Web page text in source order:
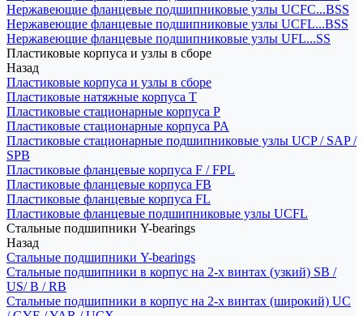
Нержавеющие фланцевые подшипниковые узлы UCFC...BSS
Нержавеющие фланцевые подшипниковые узлы UCFL...BSS
Нержавеющие фланцевые подшипниковые узлы UFL...SS
Пластиковые корпуса и узлы в сборе
Назад
Пластиковые корпуса и узлы в сборе
Пластиковые натяжные корпуса T
Пластиковые стационарные корпуса P
Пластиковые стационарные корпуса PA
Пластиковые стационарные подшипниковые узлы UCP / SAP /
SPB
Пластиковые фланцевые корпуса F / FPL
Пластиковые фланцевые корпуса FB
Пластиковые фланцевые корпуса FL
Пластиковые фланцевые подшипниковые узлы UCFL
Стальные подшипники Y-bearings
Назад
Стальные подшипники Y-bearings
Стальные подшипники в корпус на 2-х винтах (узкий) SB /
US/ B / RB
Стальные подшипники в корпус на 2-х винтах (широкий) UC